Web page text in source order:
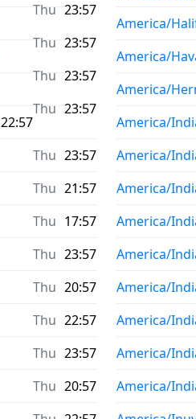
Thu 23:57
Thu 23:57
Thu 23:57
Thu 23:57
22:57
Thu 23:57
Thu 21:57
Thu 17:57
Thu 23:57
Thu 20:57
Thu 22:57
Thu 23:57
Thu 20:57
America/
America/
America/
America/
America/
America/
America/
America/
America/
America/
America/
America/